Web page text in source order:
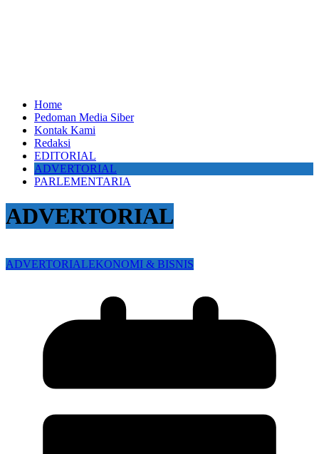
Home
Pedoman Media Siber
Kontak Kami
Redaksi
EDITORIAL
ADVERTORIAL
PARLEMENTARIA
ADVERTORIAL
ADVERTORIALEKONOMI & BISNIS